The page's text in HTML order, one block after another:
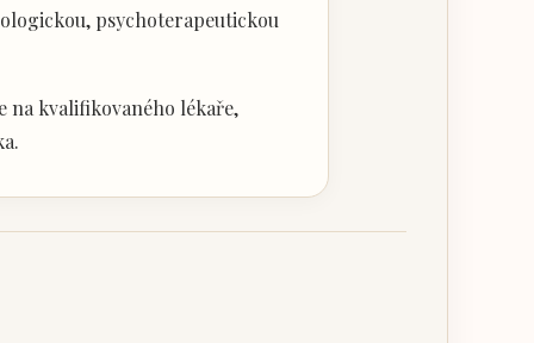
psychoterapeutickou
na kvalifikovaného lékaře,